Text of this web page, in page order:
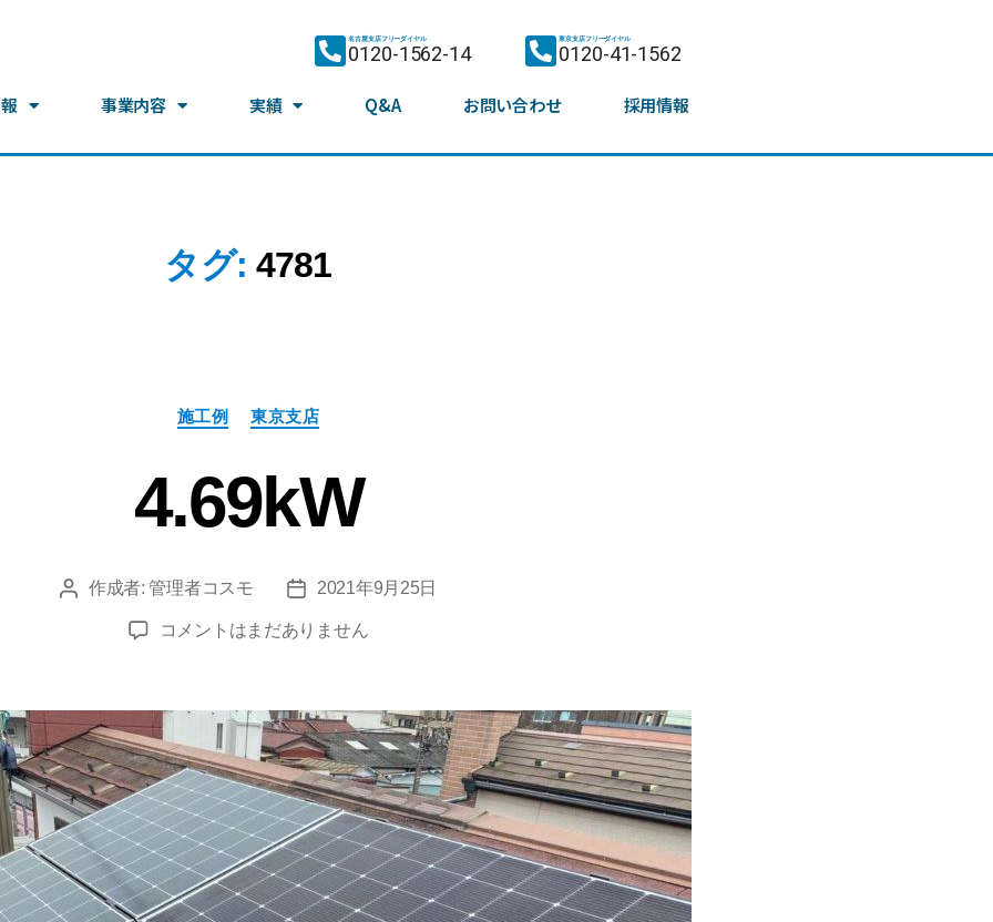
名古屋支店フリーダイヤル
0120-1562-14
東京支店フリーダイヤル
0120-41-1562
事業内容 実績 Q&A お問い合わせ 採用情報
タグ: 4781
施工例 東京支店
4.69kW
作成者:管理者コスモ 2021年9月25日
コメントはまだありません